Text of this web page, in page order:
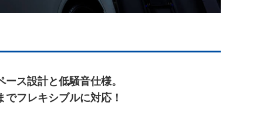
ス設計と低騒音仕様。
フレキシブルに対応！